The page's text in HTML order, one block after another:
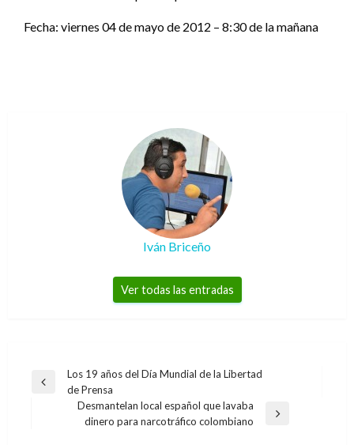
Fecha: viernes 04 de mayo de 2012 – 8:30 de la mañana
Iván Briceño
Ver todas las entradas
Navegación
entradas
Entrada
Los 19 años del Día Mundial de la Libertad
de Prensa
Desmantelan local español que lavaba
dinero para narcotráfico colombiano